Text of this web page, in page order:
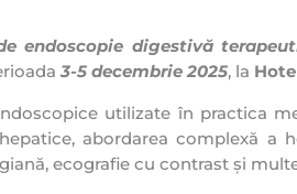
endoscopie digestivă
3-5 decembrie 2025, la
utilizate în practica
abordarea complexă a
ecografie cu contrast și